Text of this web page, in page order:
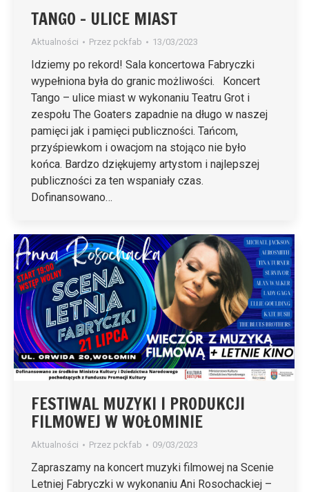
TANGO – ULICE MIAST
Aktualności Przez pckfab 13/03/2023
Idziemy po rekord! Sala koncertowa Fabryczki
wypełniona była do granic możliwości. Koncert
Tango – ulice miast w wykonaniu Teatru Grot i
zespołu The Goaters zapadnie na długo w naszej
pamięci jak i pamięci publiczności. Tańcom,
przyśpiewkom i owacjom na stojąco nie było
końca. Bardzo dziękujemy artystom i najlepszej
publiczności za ten wspaniały czas.
Dofinansowano…
FESTIWAL MUZYKI I PRODUKCJI
FILMOWEJ W WOŁOMINIE
Aktualności Przez pckfab 09/03/2023
Zapraszamy na koncert muzyki filmowej na Scenie
Letniej Fabryczki w wykonaniu Ani Rosochackiej –